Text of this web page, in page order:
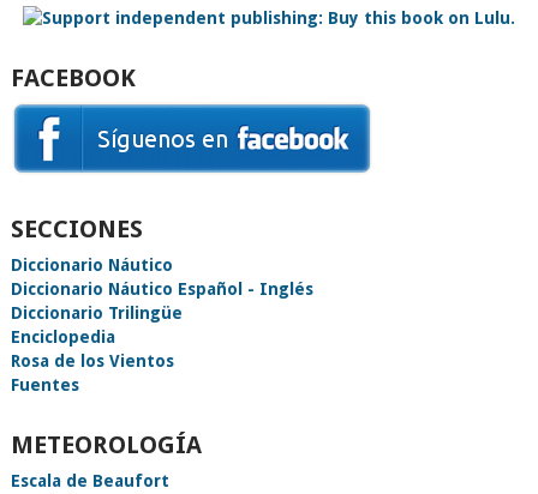
FACEBOOK
SECCIONES
Diccionario Náutico
Diccionario Náutico Español - Inglés
Diccionario Trilingüe
Enciclopedia
Rosa de los Vientos
Fuentes
METEOROLOGÍA
Escala de Beaufort